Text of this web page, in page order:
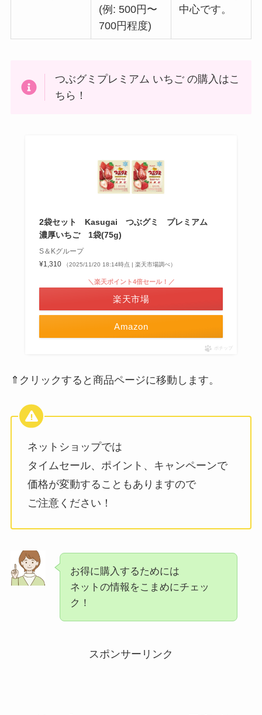
(例: 500円〜
700円程度)
中心です。
つぶグミプレミアム いちご の購入はこ
ちら！
2袋セット Kasugai つぶグミ プレミアム
濃厚いちご 1袋(75g)
S＆Kグループ
¥1,310
（2025/11/20 18:14時点 | 楽天市場調べ）
Amazon
＼楽天ポイント4倍セール！／
楽天市場
ポチップ
⇑クリックすると商品ページに移動します。
ネットショップでは
タイムセール、ポイント、キャンペーンで
価格が変動することもありますので
ご注意ください！
お得に購入するためには
ネットの情報をこまめにチェッ
ク！
スポンサーリンク